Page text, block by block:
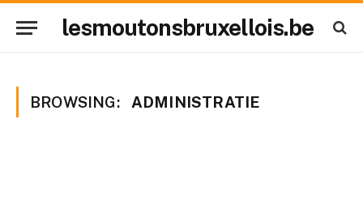
lesmoutonsbruxellois.be
BROWSING: ADMINISTRATIE